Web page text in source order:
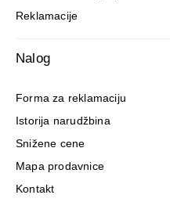
Reklamacije
Nalog
Forma za reklamaciju
Istorija narudžbina
Snižene cene
Mapa prodavnice
Kontakt